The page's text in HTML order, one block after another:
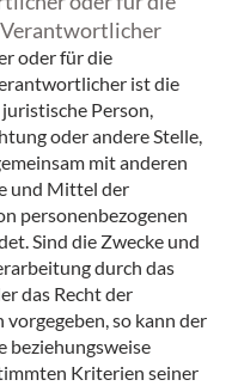
oder für die
ist die
Person,
oder andere Stelle,
mit anderen
und Mittel der
personenbezogenen
Sind die Zwecke und
durch das
das Recht der
so kann der
beziehungsweise
Kriterien seiner